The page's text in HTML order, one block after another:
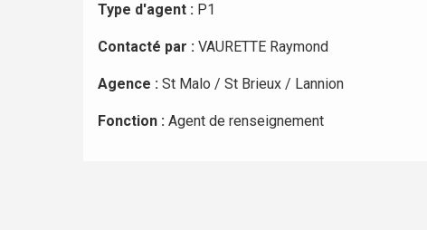
Type d'agent : P1
Contacté par : VAURETTE Raymond
Agence : St Malo / St Brieux / Lannion
Fonction : Agent de renseignement